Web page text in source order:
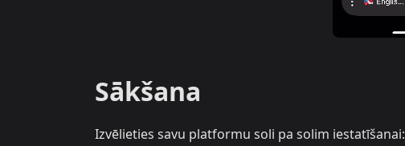
Sākšana
Izvēlieties savu platformu soli pa solim iestatīšanai: